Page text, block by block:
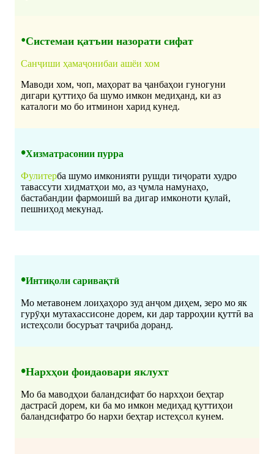
•Системаи қатъии назорати сифат
Санҷиши ҳамаҷонибаи ашёи хом
Маводи хом, чоп, маҳорат ва ҷанбаҳои гуногуни
дигари қуттиҳо ба шумо имкон медиҳанд, ки аз
каталоги мо бо итминон харид кунед.
•Хизматрасонии пурра
Фулитерба шумо имконияти рушди тиҷорати худро
тавассути хидматҳои мо, аз ҷумла намунаҳо,
бастабандии фармоишӣ ва дигар имконоти қулай,
пешниҳод мекунад.
•Интиқоли саривақтӣ
Мо метавонем лоиҳаҳоро зуд анҷом диҳем, зеро мо як
гурӯҳи мутахассисоне дорем, ки дар тарроҳии қуттӣ ва
истеҳсоли босуръат таҷриба доранд.
•Нархҳои фоидаовари яклухт
Мо ба маводҳои баландсифат бо нархҳои беҳтар
дастрасӣ дорем, ки ба мо имкон медиҳад қуттиҳои
баландсифатро бо нархи беҳтар истеҳсол кунем.